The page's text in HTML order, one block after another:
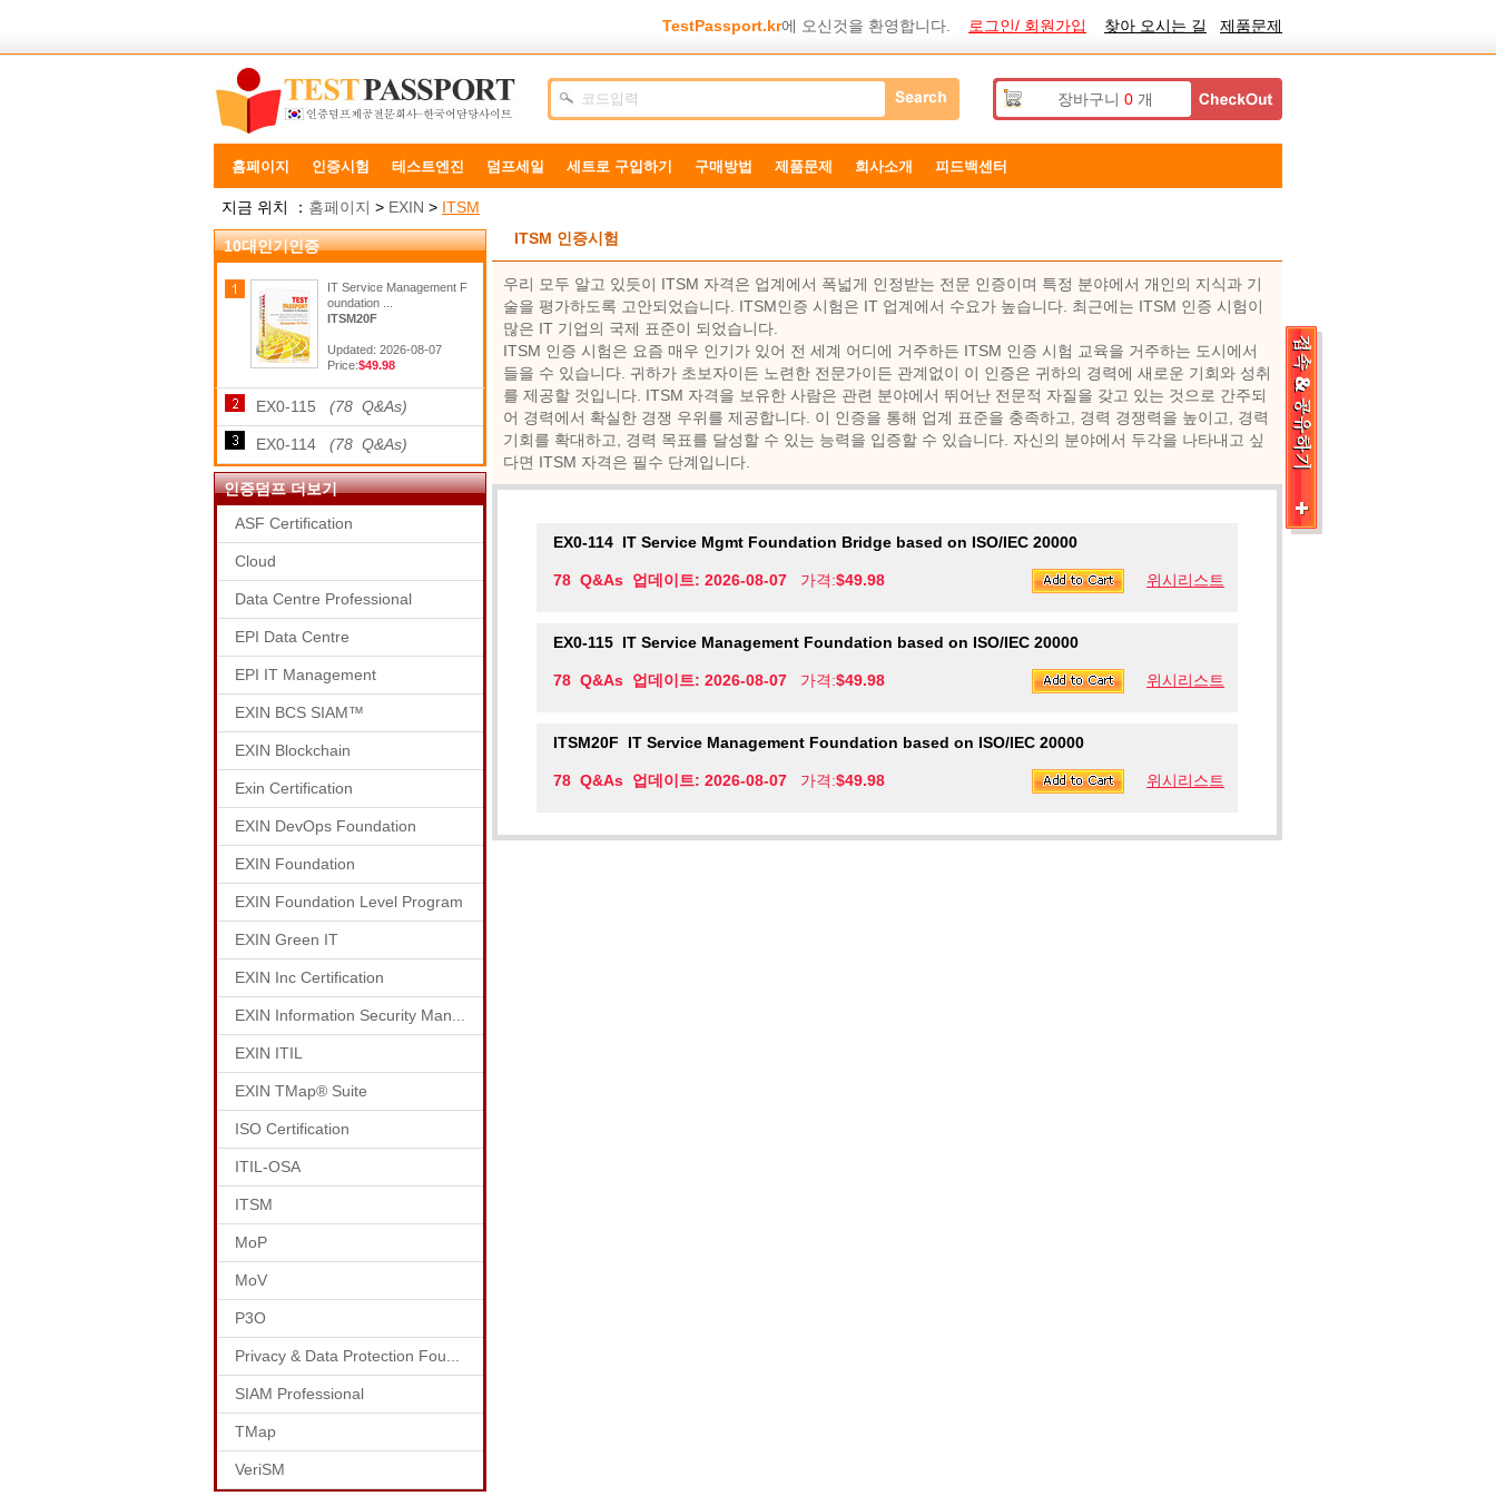
TestPassport.kr에 오신것을 환영합니다. 로그인/ 회원가입 찾아 오시는 길 제품문제
장바구니 0개
홈페이지 인증시험 테스트엔진 덤프세일 세트로 구입하기 구매방법 제품문제 희사소개 피드백센터
지금 위치 ： 홈페이지 > EXIN > ITSM
10대인기인증
IT Service Management F
oundation ...
ITSM20F
Updated: 2026-08-07
Price:$49.98
EX0-115 (78 Q&As)
EX0-114 (78 Q&As)
인증덤프 더보기
ASF Certification
Cloud
Data Centre Professional
EPI Data Centre
EPI IT Management
EXIN BCS SIAM™
EXIN Blockchain
Exin Certification
EXIN DevOps Foundation
EXIN Foundation
EXIN Foundation Level Program
EXIN Green IT
EXIN Inc Certification
EXIN Information Security Man...
EXIN ITIL
EXIN TMap® Suite
ISO Certification
ITIL-OSA
ITSM
MoP
MoV
P3O
Privacy & Data Protection Fou...
SIAM Professional
TMap
VeriSM
ITSM 인증시험
우리 모두 알고 있듯이 ITSM 자격은 업계에서 폭넓게 인정받는 전문 인증이며 특정 분야에서 개인의 지식과 기
술을 평가하도록 고안되었습니다. ITSM인증 시험은 IT 업계에서 수요가 높습니다. 최근에는 ITSM 인증 시험이
많은 IT 기업의 국제 표준이 되었습니다.
ITSM 인증 시험은 요즘 매우 인기가 있어 전 세계 어디에 거주하든 ITSM 인증 시험 교육을 거주하는 도시에서
들을 수 있습니다. 귀하가 초보자이든 노련한 전문가이든 관계없이 이 인증은 귀하의 경력에 ​​새로운 기회와 성취
를 제공할 것입니다. ITSM 자격을 보유한 사람은 관련 분야에서 뛰어난 전문적 자질을 갖고 있는 것으로 간주되
어 경력에서 확실한 경쟁 우위를 제공합니다. 이 인증을 통해 업계 표준을 충족하고, 경력 경쟁력을 높이고, 경력
기회를 확대하고, 경력 목표를 달성할 수 있는 능력을 입증할 수 있습니다. 자신의 분야에서 두각을 나타내고 싶
다면 ITSM 자격은 필수 단계입니다.
EX0-114 IT Service Mgmt Foundation Bridge based on ISO/IEC 20000
위시리스트
78 Q&As 업데이트: 2026-08-07 가격:$49.98
EX0-115 IT Service Management Foundation based on ISO/IEC 20000
위시리스트
78 Q&As 업데이트: 2026-08-07 가격:$49.98
ITSM20F IT Service Management Foundation based on ISO/IEC 20000
위시리스트
78 Q&As 업데이트: 2026-08-07 가격:$49.98